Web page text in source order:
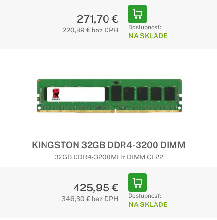
271,70 €
220,89 € bez DPH Dostupnosť:
NA SKLADE
KINGSTON 32GB DDR4-3200 DIMM
32GB DDR4-3200MHz DIMM CL22
425,95 €
346,30 € bez DPH Dostupnosť:
NA SKLADE